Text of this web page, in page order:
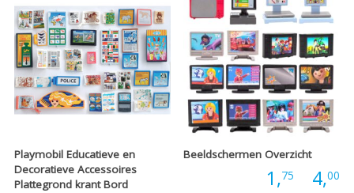
Playmobil Educatieve en
Decoratieve Accessoires
Plattegrond krant Bord
Beeldschermen Overzicht
1,75 4,00